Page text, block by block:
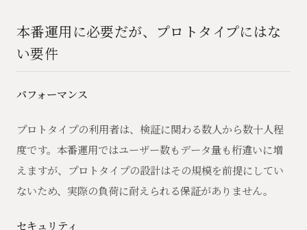
本番運用に必要だが、プロトタイプにはな
い要件
パフォーマンス
プロトタイプの利用者は、検証に関わる数人から数十人程
度です。本番運用ではユーザー数もデータ量も桁違いに増
えますが、プロトタイプの設計はその規模を前提にしてい
ないため、実際の負荷に耐えられる保証がありません。
セキュリティ